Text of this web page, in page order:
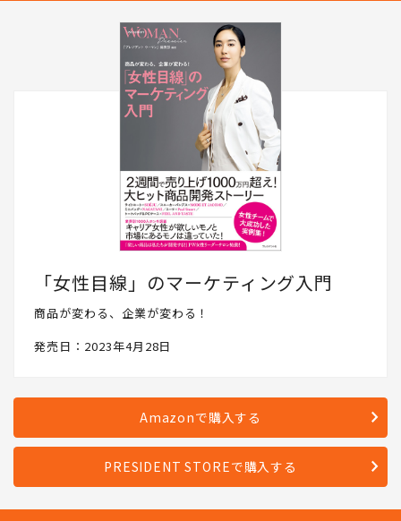
「女性目線」のマーケティング入門
商品が変わる、企業が変わる！
発売日：2023年4月28日
Amazonで購入する
PRESIDENT STOREで購入する